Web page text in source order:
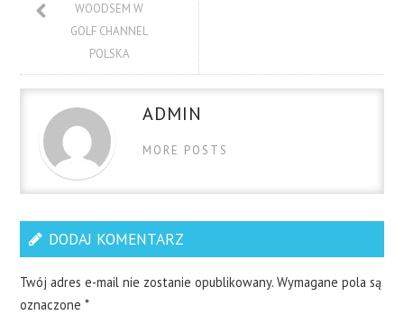
WOODSEM W
GOLF CHANNEL
POLSKA
ADMIN
MORE POSTS
DODAJ KOMENTARZ
Twój adres e-mail nie zostanie opublikowany. Wymagane pola są
oznaczone*